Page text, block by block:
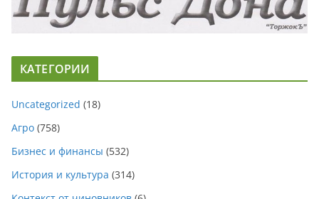
КАТЕГОРИИ
Uncategorized (18)
Агро (758)
Бизнес и финансы (532)
История и культура (314)